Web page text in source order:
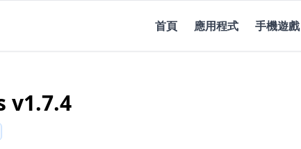
首頁 應用程式 手機遊戲
v1.7.4